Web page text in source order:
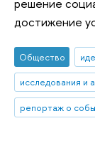
достижение
Общество
исследования и
репортаж о